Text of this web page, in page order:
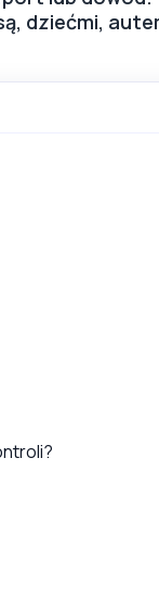
dziećmi,